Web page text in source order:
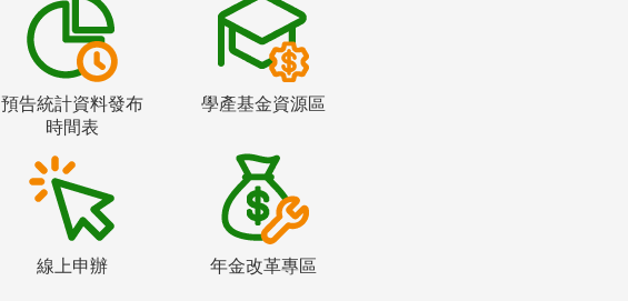
預告統計資料發布
時間表
學產基金資源區
線上申辦 年金改革專區